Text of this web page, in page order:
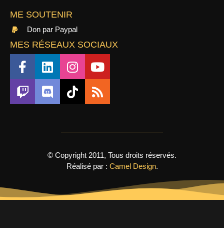
ME SOUTENIR
Don par Paypal
MES RÉSEAUX SOCIAUX
© Copyright 2011, Tous droits réservés.
Réalisé par : Camel Design.